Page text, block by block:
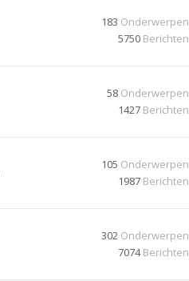
183 Onderwerpen
5750 Berichten
58 Onderwerpen
1427 Berichten
105 Onderwerpen
1987 Berichten
302 Onderwerpen
7074Berichten